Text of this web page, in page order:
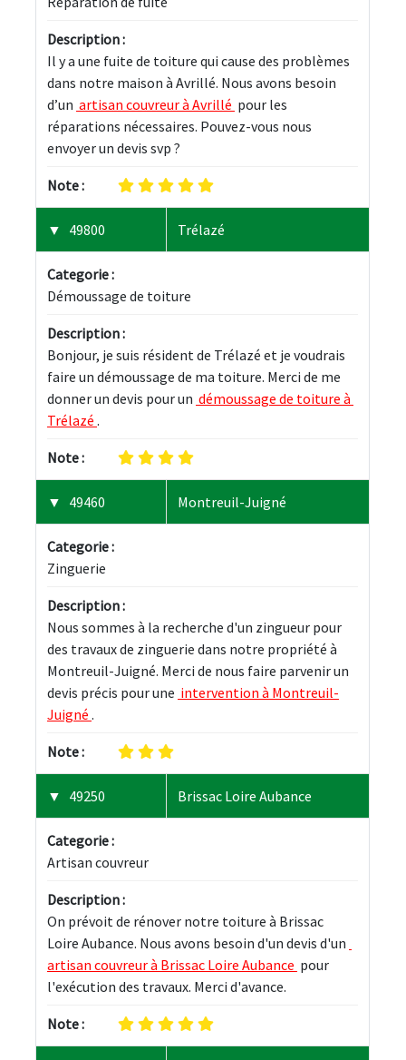
Description :
Il y a une fuite de toiture qui cause des problèmes
dans notre maison à Avrillé. Nous avons besoin
d’un artisan couvreur à Avrillé pour les
réparations nécessaires. Pouvez-vous nous
envoyer un devis svp ?
Note :
49800 Trélazé
Categorie :
Démoussage de toiture
Description :
Bonjour, je suis résident de Trélazé et je voudrais
faire un démoussage de ma toiture. Merci de me
donner un devis pour un démoussage de toiture à
Trélazé .
Note :
49460 Montreuil-Juigné
Categorie :
Zinguerie
Description :
Nous sommes à la recherche d'un zingueur pour
des travaux de zinguerie dans notre propriété à
Montreuil-Juigné. Merci de nous faire parvenir un
devis précis pour une intervention à Montreuil-
Juigné .
Note :
49250 Brissac Loire Aubance
Categorie :
Artisan couvreur
Description :
On prévoit de rénover notre toiture à Brissac
Loire Aubance. Nous avons besoin d'un devis d'un
artisan couvreur à Brissac Loire Aubance pour
l'exécution des travaux. Merci d'avance.
Note :